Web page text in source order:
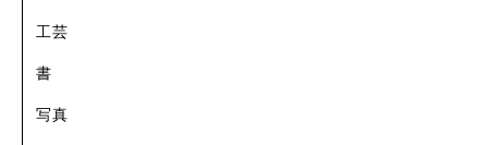
工芸
書
写真